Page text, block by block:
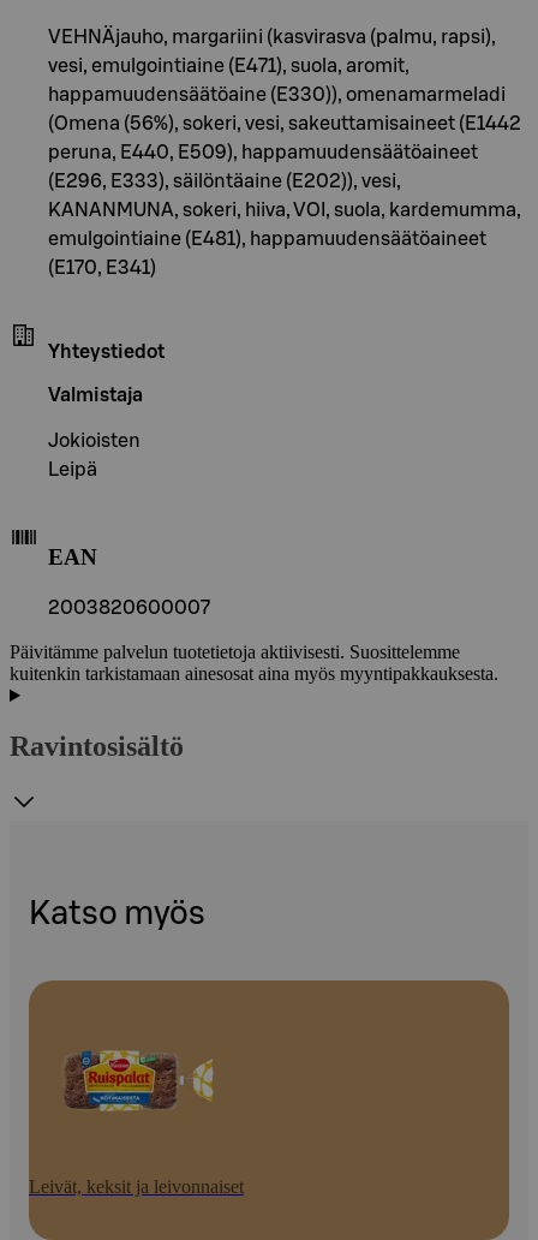
VEHNÄjauho, margariini (kasvirasva (palmu, rapsi),
vesi, emulgointiaine (E471), suola, aromit,
happamuudensäätöaine (E330)), omenamarmeladi
(Omena (56%), sokeri, vesi, sakeuttamisaineet (E1442
peruna, E440, E509), happamuudensäätöaineet
(E296, E333), säilöntäaine (E202)), vesi,
KANANMUNA, sokeri, hiiva, VOI, suola, kardemumma,
emulgointiaine (E481), happamuudensäätöaineet
(E170, E341)
Yhteystiedot
Valmistaja
Jokioisten
Leipä
EAN
2003820600007
Päivitämme palvelun tuotetietoja aktiivisesti. Suosittelemme
kuitenkin tarkistamaan ainesosat aina myös myyntipakkauksesta.
Ravintosisältö
Katso myös
Leivät, keksit ja leivonnaiset